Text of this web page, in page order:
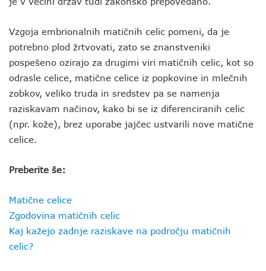
Vzgoja embrionalnih matičnih celic pomeni, da je
potrebno plod žrtvovati, zato se znanstveniki
pospešeno ozirajo za drugimi viri matičnih celic, kot so
odrasle celice, matične celice iz popkovine in mlečnih
zobkov, veliko truda in sredstev pa se namenja
raziskavam načinov, kako bi se iz diferenciranih celic
(npr. kože), brez uporabe jajčec ustvarili nove matične
celice.
Preberite še:
Matične celice
Zgodovina matičnih celic
Kaj kažejo zadnje raziskave na področju matičnih
celic?